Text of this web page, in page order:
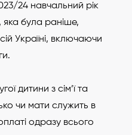
24 навчальний рік
яка була раніше,
Україні, включаючи
дитини з сім’ї та
чи мати служить в
одразу всього